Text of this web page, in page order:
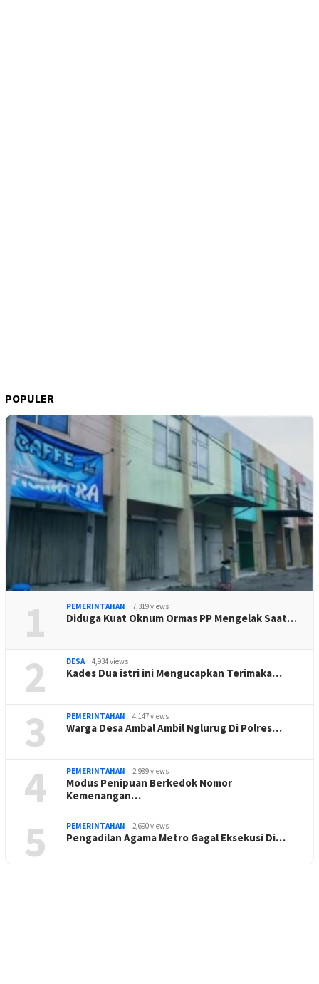
POPULER
1 PEMERINTAHAN 7,319 views
Diduga Kuat Oknum Ormas PP Mengelak Saat…
2 DESA 4,934 views
Kades Dua istri ini Mengucapkan Terimaka…
3 PEMERINTAHAN 4,147 views
Warga Desa Ambal Ambil Nglurug Di Polres…
4 PEMERINTAHAN 2,989 views
Modus Penipuan Berkedok Nomor
Kemenangan…
5 PEMERINTAHAN 2,690 views
Pengadilan Agama Metro Gagal Eksekusi Di…